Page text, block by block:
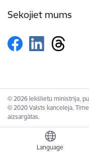
Language
Sekojiet mums
© 2026 Iekšlietu ministrija,
© 2020 Valsts kanceleja,
aizsargātas.